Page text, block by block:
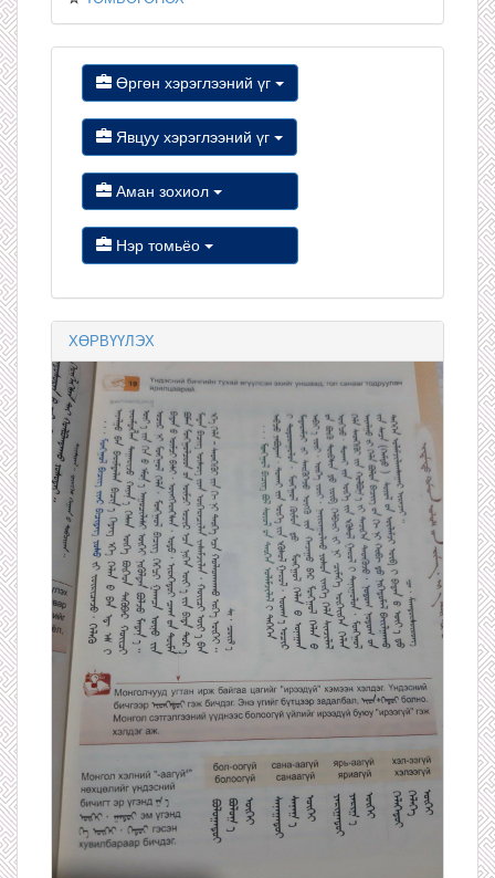
Өргөн хэрэглээний үг
Явцуу хэрэглээний үг
Аман зохиол
Нэр томьёо
ХӨРВҮҮЛЭХ